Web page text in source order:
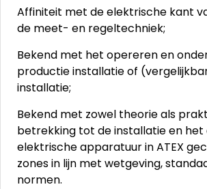
Affiniteit met de elektrische kant
de meet- en regeltechniek;
Bekend met het opereren en
productie installatie of
installatie;
Bekend met zowel theorie als
betrekking tot de installatie en het
elektrische apparatuur in ATEX
zones in lijn met wetgeving,
normen.